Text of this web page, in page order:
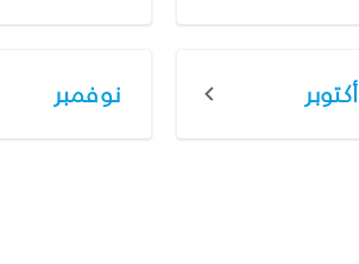
أكتوبر نوفمبر